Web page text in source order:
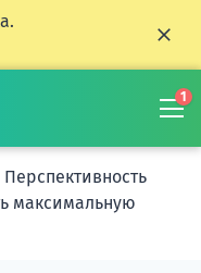
1
Перспективность
максимальную